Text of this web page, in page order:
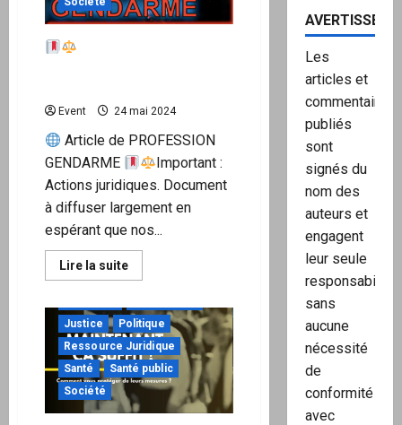
le
piège
Event 24 mai 2024
Article de PROFESSION
GENDARME
Important :
Actions juridiques. Document
à diffuser largement en
espérant que nos...
Lire la suiteEn
savoir
Important
:
Actions
juridiques
–
PROFESSION
GENDARME
à ne pas manquer
Justice
Politique
Ressource Juridique
Santé
Santé public
Société
Les
articles et
commentaires
publiés
sont
signés du
nom des
auteurs et
engagent
leur seule
responsabilité,
sans
aucune
nécessité
de
conformité
avec